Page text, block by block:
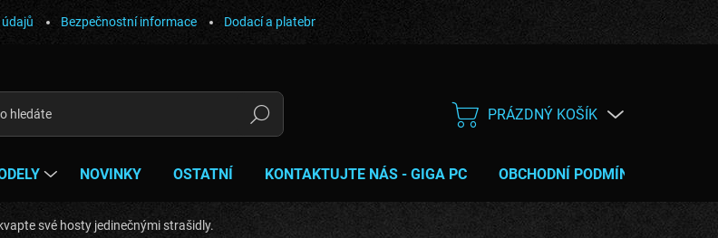
Bezpečnostní informace Dodací a platební podmínky Poučení o právu na odstoupení od smlouvy Servis
Hledat
NÁKUPNÍ
PRÁZDNÝ KOŠÍK
NOVINKY OSTATNÍ KONTAKTUJTE NÁS - GIGA PC OBCHODNÍ PODMÍNKY
své hosty jedinečnými strašidly.